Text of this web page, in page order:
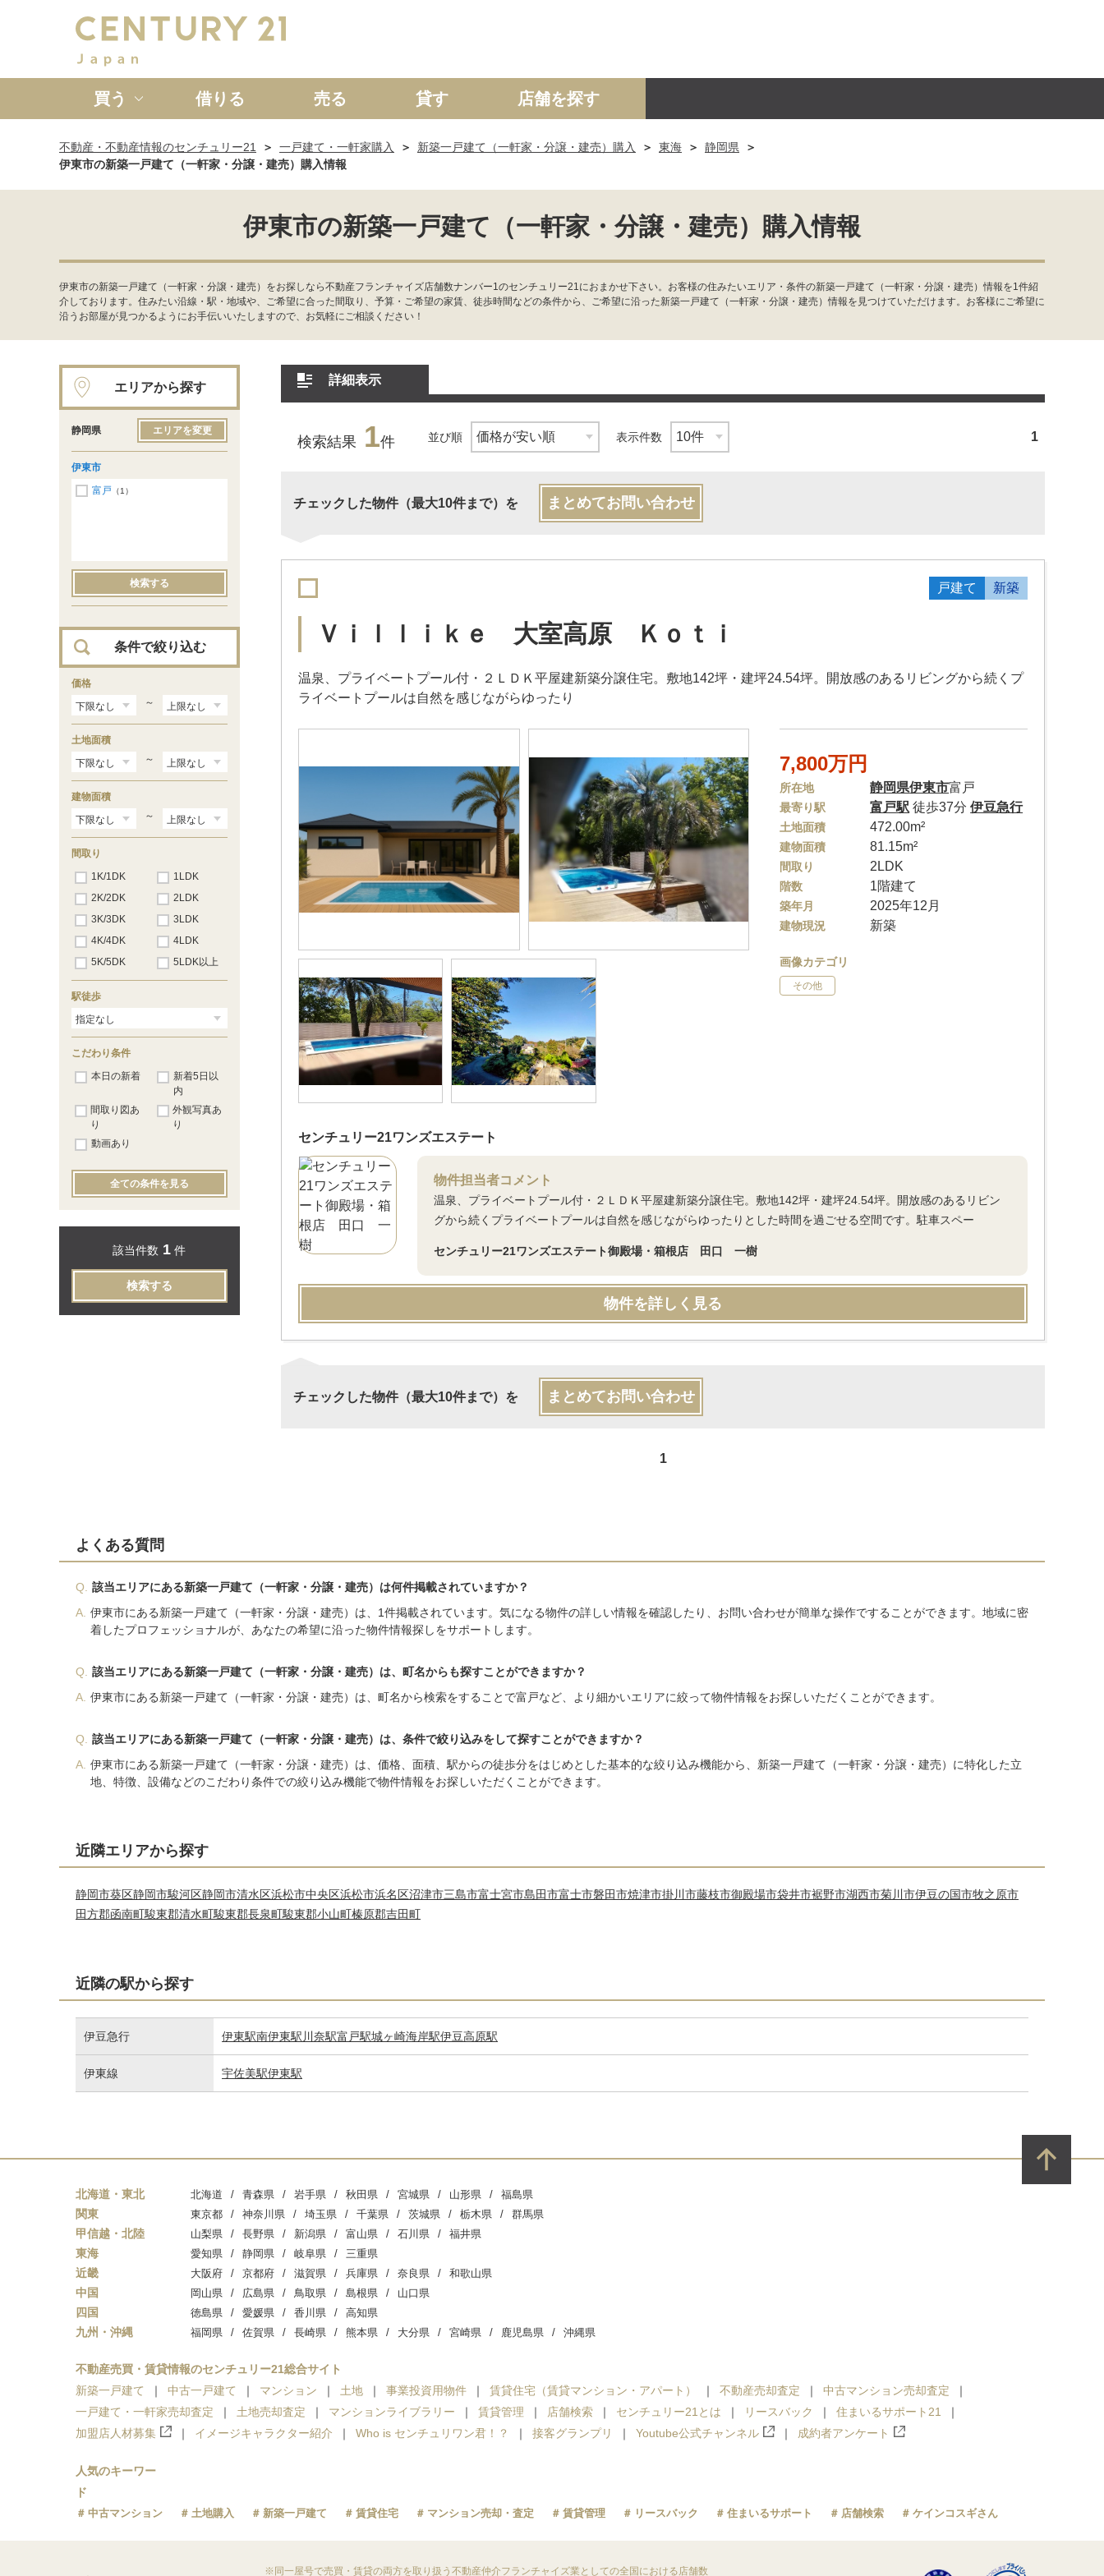
買う
新築一戸建て 中古一戸建て マンション 土地 事業投資用
借りる 売る 貸す 店舗を探す
不動産・不動産情報のセンチュリー21 一戸建て・一軒家購入 新築一戸建て（一軒家・分譲・建売）購入 東海
静岡県
伊東市の新築一戸建て（一軒家・分譲・建売）購入情報
伊東市の新築一戸建て（一軒家・分譲・建売）購入情報
伊東市の新築一戸建て（一軒家・分譲・建売）をお探しなら不動産フランチャイズ店舗数ナンバー1のセンチュリー21におまかせ下さい。お客様の住みたいエリア・条件の新築一戸建て（一軒家・分譲・建売）情報を1件紹
介しております。住みたい沿線・駅・地域や、ご希望に合った間取り、予算・ご希望の家賃、徒歩時間などの条件から、ご希望に沿った新築一戸建て（一軒家・分譲・建売）情報を見つけていただけます。お客様にご希望に
沿うお部屋が見つかるようにお手伝いいたしますので、お気軽にご相談ください！
詳細表示
検索結果 1件 並び順 表示件数 1
チェックした物件（最大10件まで）を まとめてお問い合わせ
戸建て 新築
Ｖｉｌｌｉｋｅ 大室高原 Ｋｏｔｉ
温泉、プライベートプール付・２ＬＤＫ平屋建新築分譲住宅。敷地142坪・建坪24.54坪。開放感のあるリビングから続くプ
ライベートプールは自然を感じながらゆったり
7,800万円
所在地 静岡県伊東市富戸
最寄り駅 富戸駅 徒歩37分伊豆急行
土地面積 472.00m²
建物面積 81.15m²
間取り 2LDK
階数 1階建て
築年月 2025年12月
建物現況 新築
画像カテゴリ
その他
センチュリー21ワンズエステート
物件担当者コメント
温泉、プライベートプール付・２ＬＤＫ平屋建新築分譲住宅。敷地142坪・建坪24.54坪。開放感のあるリビン
グから続くプライベートプールは自然を感じながらゆったりとした時間を過ごせる空間です。駐車スペー
センチュリー21ワンズエステート御殿場・箱根店 田口 一樹
物件を詳しく見る
チェックした物件（最大10件まで）を まとめてお問い合わせ
1
エリアから探す
静岡県 エリアを変更
伊東市
富戸 （1）
検索する
条件で絞り込む
価格
～
土地面積
～
建物面積
～
間取り
1K/1DK
1LDK
2K/2DK
2LDK
3K/3DK
3LDK
4K/4DK
4LDK
5K/5DK
5LDK以上
駅徒歩
こだわり条件
本日の新着
新着5日以
内
間取り図あ
り
外観写真あ
り
動画あり
全ての条件を見る
該当件数 1 件
検索する
よくある質問
Q. 該当エリアにある新築一戸建て（一軒家・分譲・建売）は何件掲載されていますか？
A. 伊東市にある新築一戸建て（一軒家・分譲・建売）は、1件掲載されています。気になる物件の詳しい情報を確認したり、お問い合わせが簡単な操作ですることができます。地域に密
着したプロフェッショナルが、あなたの希望に沿った物件情報探しをサポートします。
Q. 該当エリアにある新築一戸建て（一軒家・分譲・建売）は、町名からも探すことができますか？
A. 伊東市にある新築一戸建て（一軒家・分譲・建売）は、町名から検索をすることで富戸など、より細かいエリアに絞って物件情報をお探しいただくことができます。
Q. 該当エリアにある新築一戸建て（一軒家・分譲・建売）は、条件で絞り込みをして探すことができますか？
A. 伊東市にある新築一戸建て（一軒家・分譲・建売）は、価格、面積、駅からの徒歩分をはじめとした基本的な絞り込み機能から、新築一戸建て（一軒家・分譲・建売）に特化した立
地、特徴、設備などのこだわり条件での絞り込み機能で物件情報をお探しいただくことができます。
近隣エリアから探す
静岡市葵区静岡市駿河区静岡市清水区浜松市中央区浜松市浜名区沼津市三島市富士宮市島田市富士市磐田市焼津市掛川市藤枝市御殿場市袋井市裾野市湖西市菊川市伊豆の国市牧之原市
田方郡函南町駿東郡清水町駿東郡長泉町駿東郡小山町榛原郡吉田町
近隣の駅から探す
伊豆急行 伊東駅南伊東駅川奈駅富戸駅城ヶ崎海岸駅伊豆高原駅
伊東線 宇佐美駅伊東駅
北海道・東北 北海道 青森県 岩手県 秋田県 宮城県 山形県 福島県
関東 東京都 神奈川県 埼玉県 千葉県 茨城県 栃木県 群馬県
甲信越・北陸 山梨県 長野県 新潟県 富山県 石川県 福井県
東海 愛知県 静岡県 岐阜県 三重県
近畿 大阪府 京都府 滋賀県 兵庫県 奈良県 和歌山県
中国 岡山県 広島県 鳥取県 島根県 山口県
四国 徳島県 愛媛県 香川県 高知県
九州・沖縄 福岡県 佐賀県 長崎県 熊本県 大分県 宮崎県 鹿児島県 沖縄県
不動産売買・賃貸情報のセンチュリー21総合サイト
新築一戸建て
中古一戸建て マンション 土地 事業投資用物件 賃貸住宅（賃貸マンション・アパート） 不動産売却査定
中古マンション売却査定
一戸建て・一軒家売却査定
土地売却査定 マンションライブラリー 賃貸管理 店舗検索 センチュリー21とは リースバック
住まいるサポート21
加盟店人材募集
イメージキャラクター紹介 Who is センチュリワン君！？ 接客グランプリ Youtube公式チャンネル 成約者アンケート
人気のキーワー
ド
中古マンション 土地購入 新築一戸建て 賃貸住宅 マンション売却・査定 賃貸管理 リースバック 住まいるサポート 店舗検索 ケインコスギさん
※同一屋号で売買・賃貸の両方を取り扱う不動産仲介フランチャイズ業としての全国における店舗数